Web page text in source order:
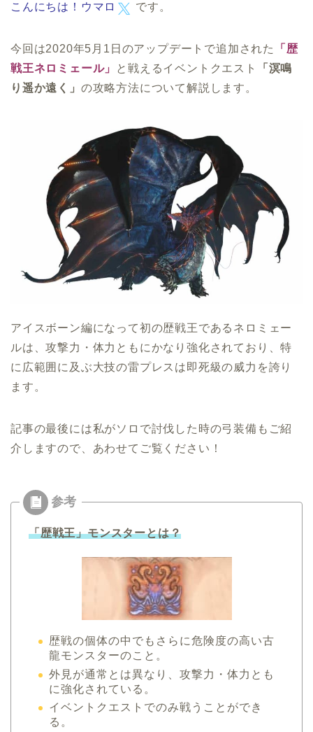
こんにちは！ ウマロ です。
今回は2020年5月1日のアップデートで追加された
「歴
戦王ネロミェール」
と戦えるイベントクエスト
「溟鳴
り遥か遠く」 の攻略方法について解説します。
アイスボーン編になって初の歴戦王であるネロミェー
ルは、攻撃力・体力ともにかなり強化されており、特
に広範囲に及ぶ大技の雷プレスは即死級の威力を誇り
ます。
記事の最後には私がソロで討伐した時の弓装備もご紹
介しますので、あわせてご覧ください！
「歴戦王」モンスターとは？
歴戦の個体の中でもさらに危険度の高い古
龍モンスターのこと。
外見が通常とは異なり、攻撃力・体力とも
に強化されている。
イベントクエストでのみ戦うことができ
る。